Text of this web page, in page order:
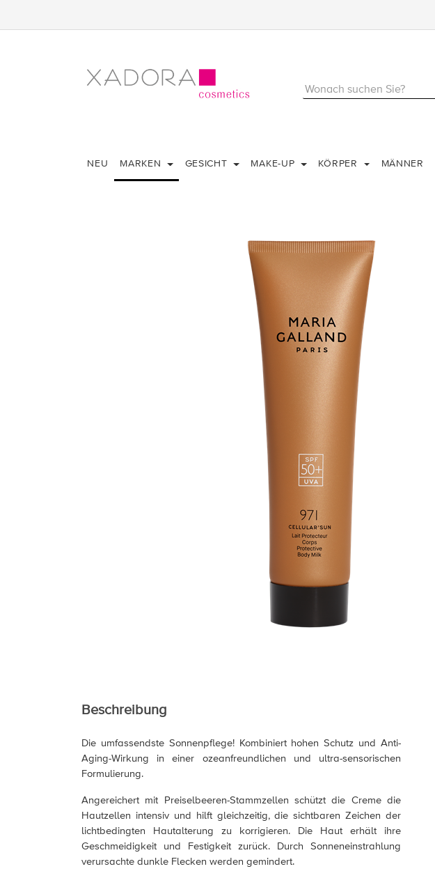
NEU MARKEN GESICHT MAKE-UP KÖRPER MÄNNER
Beschreibung
Die umfassendste Sonnenpflege! Kombiniert hohen Schutz und Anti-
Aging-Wirkung in einer ozeanfreundlichen und ultra-sensorischen
Formulierung.
Angereichert mit Preiselbeeren-Stammzellen schützt die Creme die
Hautzellen intensiv und hilft gleichzeitig, die sichtbaren Zeichen der
lichtbedingten Hautalterung zu korrigieren. Die Haut erhält ihre
Geschmeidigkeit und Festigkeit zurück. Durch Sonneneinstrahlung
verursachte dunkle Flecken werden gemindert.